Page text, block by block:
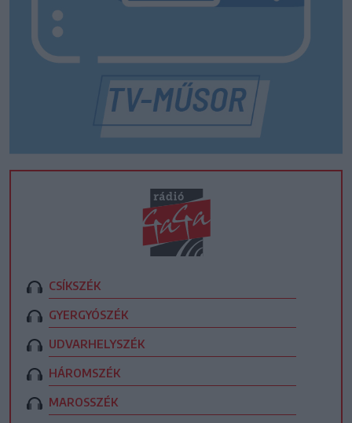
CSÍKSZÉK
GYERGYÓSZÉK
UDVARHELYSZÉK
HÁROMSZÉK
MAROSSZÉK